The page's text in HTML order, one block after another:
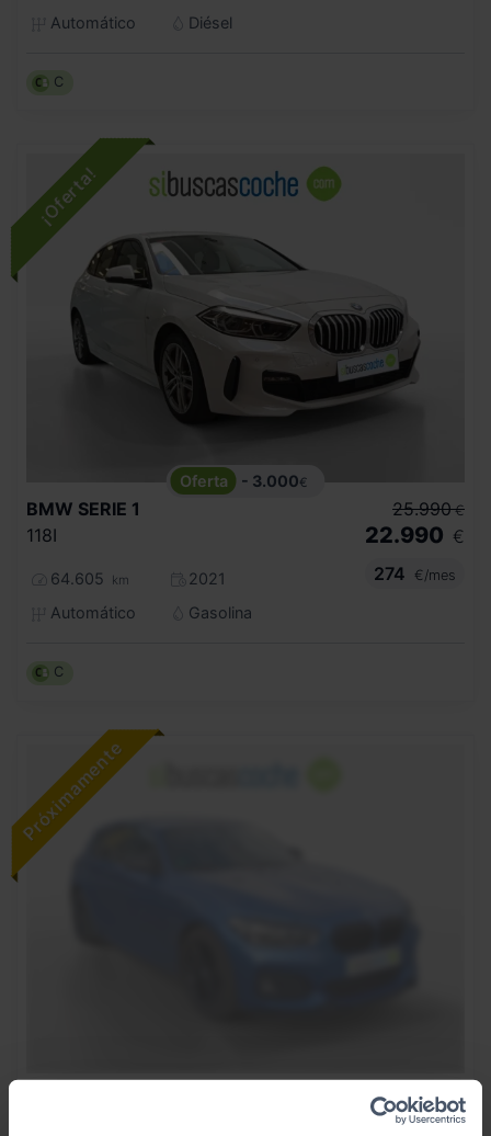
Automático
Diésel
C
- 3.000€
BMW SERIE 1
118I
64.605 km
2021
Automático
Gasolina
25.990 €
22.990 €
274
€/mes
C
17.990 €